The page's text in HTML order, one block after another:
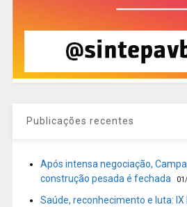
Publicações recentes
Após intensa negociação,
construção pesada é fechada
Saúde, reconhecimento e luta: